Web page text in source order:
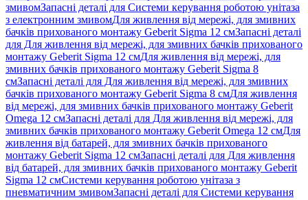
змивомЗапасні деталі для Системи керування роботою унітаза
з електронним змивомДля живлення від мережі, для змивних
бачків прихованого монтажу Geberit Sigma 12 смЗапасні деталі
для Для живлення від мережі, для змивних бачків прихованого
монтажу Geberit Sigma 12 смДля живлення від мережі, для
змивних бачків прихованого монтажу Geberit Sigma 8
смЗапасні деталі для Для живлення від мережі, для змивних
бачків прихованого монтажу Geberit Sigma 8 смДля живлення
від мережі, для змивних бачків прихованого монтажу Geberit
Omega 12 смЗапасні деталі для Для живлення від мережі, для
змивних бачків прихованого монтажу Geberit Omega 12 смДля
живлення від батарей, для змивних бачків прихованого
монтажу Geberit Sigma 12 смЗапасні деталі для Для живлення
від батарей, для змивних бачків прихованого монтажу Geberit
Sigma 12 смСистеми керування роботою унітаза з
пневматичним змивомЗапасні деталі для Системи керування